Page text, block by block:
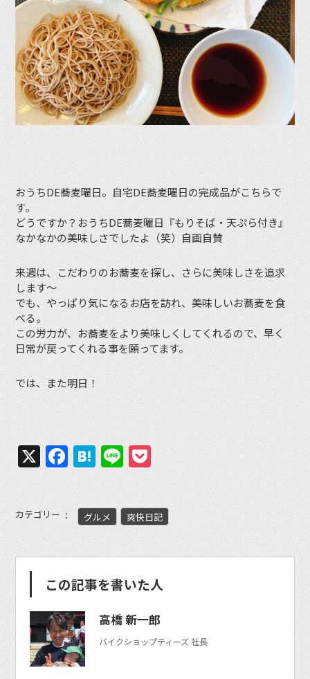
おうちDE蕎麦曜日。自宅DE蕎麦曜日の完成品がこちらで
す。
どうですか？おうちDE蕎麦曜日『もりそば・天ぷら付き』
なかなかの美味しさでしたよ（笑）自画自賛
来週は、こだわりのお蕎麦を探し、さらに美味しさを追求
します〜
でも、やっぱり気になるお店を訪れ、美味しいお蕎麦を食
べる。
この労力が、お蕎麦をより美味しくしてくれるので、早く
日常が戻ってくれる事を願ってます。
では、また明日！
X Facebook
Hatena
Line
カテゴリー グルメ 爽快日記
この記事を書いた人
高橋 新一郎
バイクショップティーズ 社長